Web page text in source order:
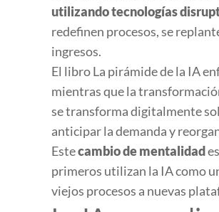
utilizando tecnologías
redefinen procesos, se
ingresos.
El libroLa pirámide de la IA
mientras que la
se transforma digitalmente
anticipar la demanda y
Estecambio de mentalidad
primeros utilizan la IA como
viejos procesos a nuevas